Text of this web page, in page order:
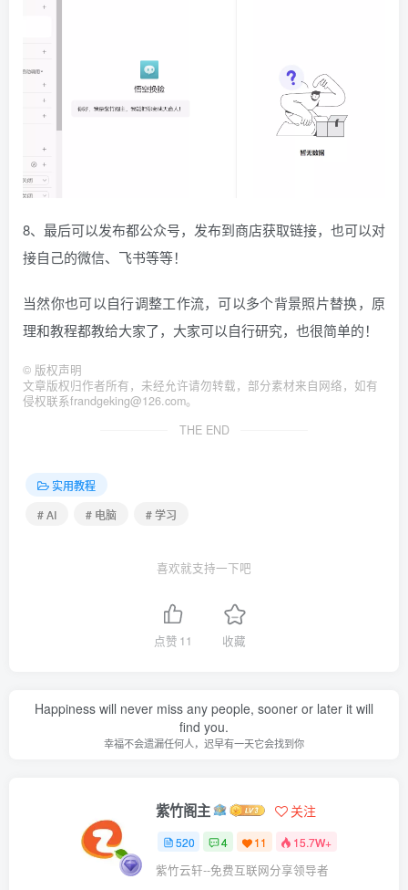
8、最后可以发布都公众号，发布到商店获取链接，也可以对
接自己的微信、飞书等等！
当然你也可以自行调整工作流，可以多个背景照片替换，原
理和教程都教给大家了，大家可以自行研究，也很简单的！
© 版权声明
文章版权归作者所有，未经允许请勿转载，部分素材来自网络，如有
侵权联系frandgeking@126.com。
THE END
实用教程
# AI
# 电脑 # 学习
喜欢就支持一下吧
点赞 11 收藏
Happiness will never miss any people, sooner or later it will
find you.
幸福不会遗漏任何人，迟早有一天它会找到你
紫竹阁主 关注
520 4 11 15.7W+
紫竹云轩--免费互联网分享领导者